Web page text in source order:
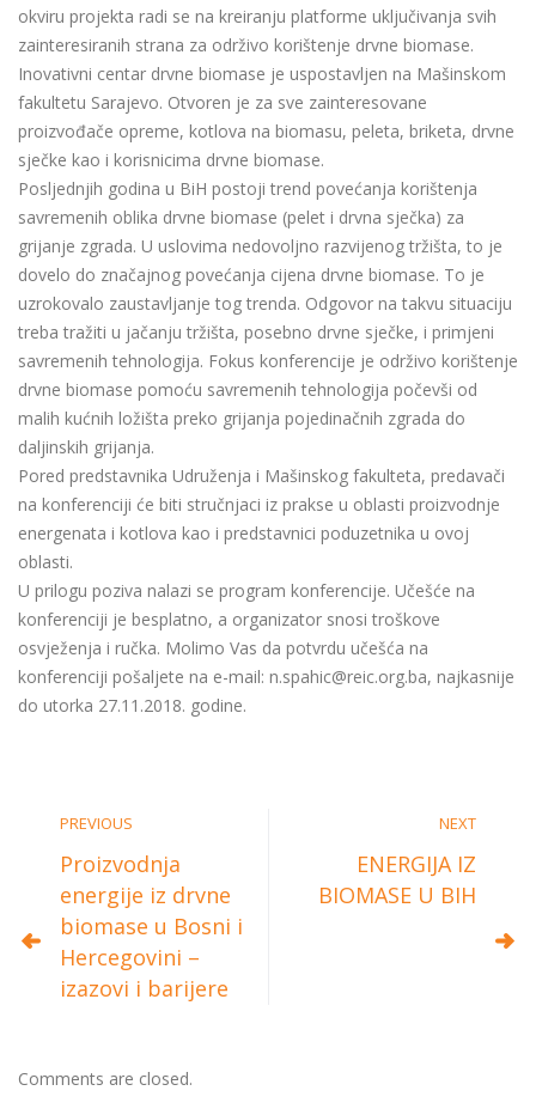
okviru projekta radi se na kreiranju platforme uključivanja svih
zainteresiranih strana za održivo korištenje drvne biomase.
Inovativni centar drvne biomase je uspostavljen na Mašinskom
fakultetu Sarajevo. Otvoren je za sve zainteresovane
proizvođače opreme, kotlova na biomasu, peleta, briketa, drvne
sječke kao i korisnicima drvne biomase.
Posljednjih godina u BiH postoji trend povećanja korištenja
savremenih oblika drvne biomase (pelet i drvna sječka) za
grijanje zgrada. U uslovima nedovoljno razvijenog tržišta, to je
dovelo do značajnog povećanja cijena drvne biomase. To je
uzrokovalo zaustavljanje tog trenda. Odgovor na takvu situaciju
treba tražiti u jačanju tržišta, posebno drvne sječke, i primjeni
savremenih tehnologija. Fokus konferencije je održivo korištenje
drvne biomase pomoću savremenih tehnologija počevši od
malih kućnih ložišta preko grijanja pojedinačnih zgrada do
daljinskih grijanja.
Pored predstavnika Udruženja i Mašinskog fakulteta, predavači
na konferenciji će biti stručnjaci iz prakse u oblasti proizvodnje
energenata i kotlova kao i predstavnici poduzetnika u ovoj
oblasti.
U prilogu poziva nalazi se program konferencije. Učešće na
konferenciji je besplatno, a organizator snosi troškove
osvježenja i ručka. Molimo Vas da potvrdu učešća na
konferenciji pošaljete na e-mail: n.spahic@reic.org.ba, najkasnije
do utorka 27.11.2018. godine.
PREVIOUS
Proizvodnja
energije iz drvne
biomase u Bosni i
Hercegovini –
izazovi i barijere
NEXT
ENERGIJA IZ
BIOMASE U BIH
Comments are closed.